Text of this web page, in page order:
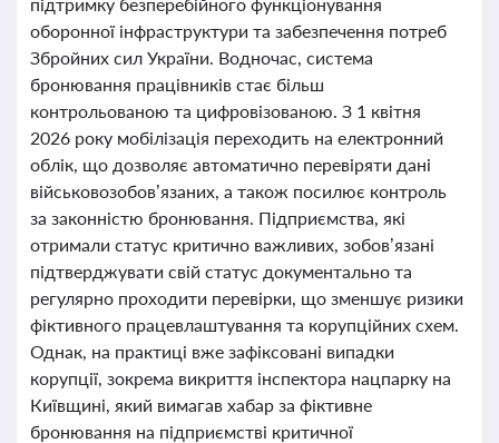
оборонної інфраструктури та забезпечення потреб
Збройних сил України. Водночас, система
бронювання працівників стає більш
контрольованою та цифровізованою. З 1 квітня
2026 року мобілізація переходить на електронний
облік, що дозволяє автоматично перевіряти дані
військовозобов’язаних, а також посилює контроль
за законністю бронювання. Підприємства, які
отримали статус критично важливих, зобов’язані
підтверджувати свій статус документально та
регулярно проходити перевірки, що зменшує ризики
фіктивного працевлаштування та корупційних схем.
Однак, на практиці вже зафіксовані випадки
корупції, зокрема викриття інспектора нацпарку на
Київщині, який вимагав хабар за фіктивне
бронювання на підприємстві критичної